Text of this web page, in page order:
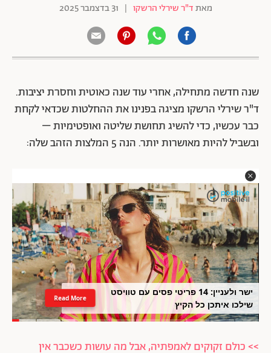
מאתד"ר שירלי הרשקו | 31 בדצמבר 2025
שנה חדשה מתחילה, אחרי עוד שנה כאוטית וחסרת יציבות.
ד"ר שירלי הרשקו מציגה בפנינו את ההחלטות שכדאי לקחת
כבר עכשיו, כדי להשיג תחושת שליטה ואופטימיות –
ובשביל להיות מאושרות יותר. הנה 5 המלצות הזהב שלה:
ישר ולעניין: 14 פריטי פסים עם טוויסט
שילכו איתכן כל הקיץ
Read More
>> כולם זקוקים לאמפתיה, אבל מה עושות כשכבר אין